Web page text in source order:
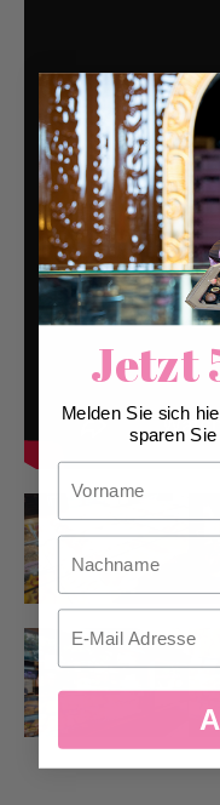
Jetzt
Melden Sie sich
sparen
Nachname
Email